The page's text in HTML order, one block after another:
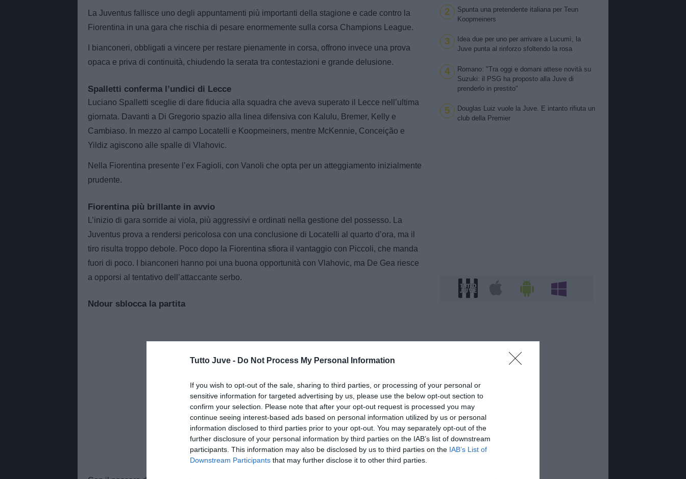
Tutto Juve - Do Not Process My Personal Information
If you wish to opt-out of the sale, sharing to third parties, or processing of your personal or
sensitive information for targeted advertising by us, please use the below opt-out section to
confirm your selection. Please note that after your opt-out request is processed you may
continue seeing interest-based ads based on personal information utilized by us or personal
information disclosed to third parties prior to your opt-out. You may separately opt-out of the
further disclosure of your personal information by third parties on the IAB’s list of downstream
participants. This information may also be disclosed by us to third parties on the IAB’s List of
Downstream Participants that may further disclose it to other third parties.
La Juventus fallisce uno degli appuntamenti più importanti della stagione e cade contro la
Fiorentina in una gara che rischia di pesare enormemente sulla corsa Champions League.
I bianconeri, obbligati a vincere per restare pienamente in corsa, offrono invece una prova
opaca e priva di continuità, chiudendo la serata tra contestazioni e grande delusione.
Spalletti conferma l’undici di Lecce
Luciano Spalletti sceglie di dare fiducia alla squadra che aveva superato il Lecce nell’ultima
giornata. Davanti a Di Gregorio spazio alla linea difensiva con Kalulu, Bremer, Kelly e
Cambiaso. In mezzo al campo Locatelli e Koopmeiners, mentre McKennie, Conceição e
Yildiz agiscono alle spalle di Vlahovic.
Nella Fiorentina presente l’ex Fagioli, con Vanoli che opta per un atteggiamento inizialmente
prudente.
Fiorentina più brillante in avvio
L’inizio di gara sorride ai viola, più aggressivi e ordinati nella gestione del possesso. La
Juventus prova a rendersi pericolosa con una conclusione di Locatelli al quarto d’ora, ma il
tiro risulta troppo debole. Poco dopo la Fiorentina sfiora il vantaggio con Piccoli, che manda
fuori di poco. I bianconeri hanno poi una buona opportunità con Vlahovic, ma De Gea riesce
a opporsi al tentativo dell’attaccante serbo.
Ndour sblocca la partita
Kessiè? Cambiaso, futuro incerto. Nico-Inter,
pista fredda
2
Spunta una pretendente italiana per Teun
Koopmeiners
3
Idea due per uno per arrivare a Lucumì, la
Juve punta al rinforzo sfoltendo la rosa
4
Romano: "Tra oggi e domani attese novità su
Suzuki: il PSG ha proposto alla Juve di
prenderlo in prestito"
5
Douglas Luiz vuole la Juve. E intanto rifiuta un
club della Premier